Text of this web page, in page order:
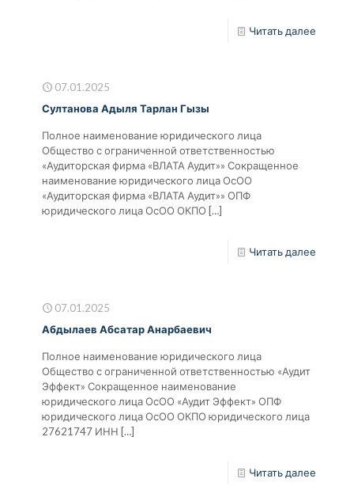
Читать далее
07.01.2025
Султанова Адыля Тарлан Гызы
Полное наименование юридического лица
Общество с ограниченной ответственностью
«Аудиторская фирма «ВЛАТА Аудит»» Сокращенное
наименование юридического лица ОсОО
«Аудиторская фирма «ВЛАТА Аудит»» ОПФ
юридического лица ОсОО ОКПО […]
Читать далее
07.01.2025
Абдылаев Абсатар Анарбаевич
Полное наименование юридического лица
Общество с ограниченной ответственностью «Аудит
Эффект» Сокращенное наименование
юридического лица ОсОО «Аудит Эффект» ОПФ
юридического лица ОсОО ОКПО юридического лица
27621747 ИНН […]
Читать далее